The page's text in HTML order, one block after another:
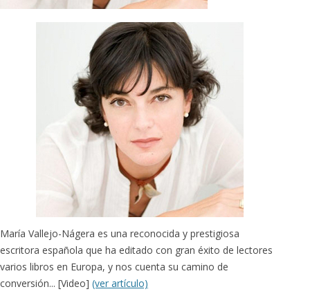
María Vallejo-Nágera es una reconocida y prestigiosa
escritora española que ha editado con gran éxito de lectores
varios libros en Europa, y nos cuenta su camino de
conversión... [Video] (ver artículo)